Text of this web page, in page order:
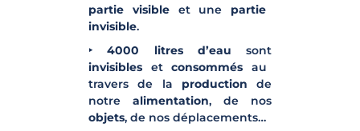
partie visibleet une partie
invisible.
‣4000 litres d’eau sont
invisibles et consommés au
travers de la production de
notre alimentation, de nos
objets, de nos déplacements…